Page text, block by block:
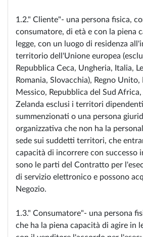
1.2." Cliente"- una persona fisica,
consumatore, di età e con la piena
legge, con un luogo di residenza
territorio dell'Unione europea
Repubblica Ceca, Ungheria, Italia,
Romania, Slovacchia), Regno
Messico, Repubblica del Sud
Zelanda esclusi i territori
summenzionati o una persona
organizzativa che non ha la
sede sui suddetti territori, che
capacità di incorrere con successo
sono le parti del Contratto per
di servizio elettronico e possono
Negozio.
1.3." Consumatore"- una persona
che ha la piena capacità di agire in